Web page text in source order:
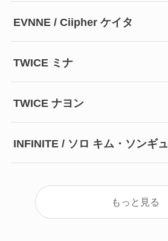
EVNNE / Ciipher ケイタ
TWICE ミナ
TWICE ナヨン
INFINITE / ソロ キム・ソンギュ
もっと見る